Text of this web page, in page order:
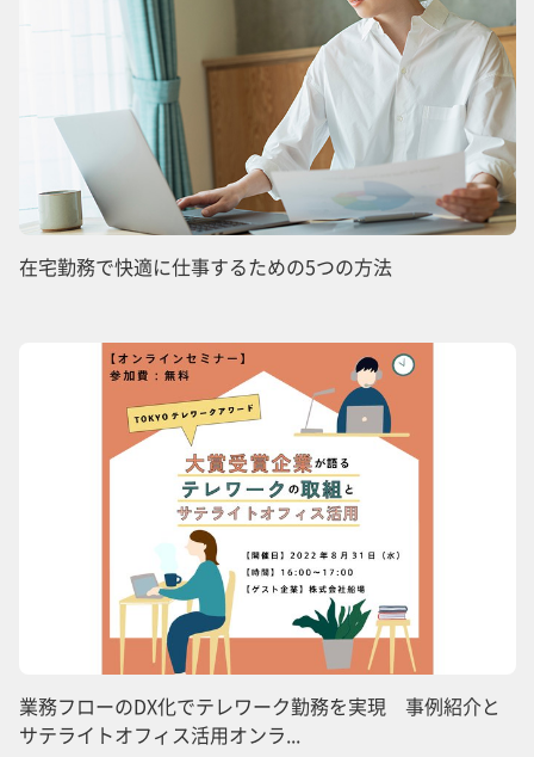
在宅勤務で快適に仕事するための5つの方法
業務フローのDX化でテレワーク勤務を実現 事例紹介と
サテライトオフィス活用オンラ...